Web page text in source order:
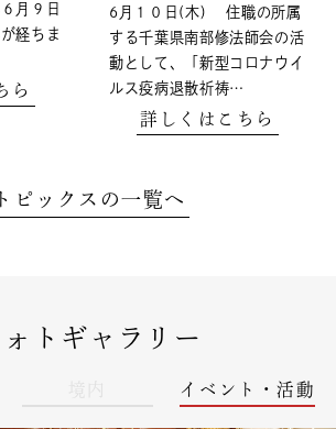
月９日
経ちま
ら
6月１０日(木) 住職の所属
する千葉県南部修法師会の活
動として、「新型コロナウイ
ルス疫病退散祈祷…
詳しくはこちら
トピックスの一覧へ
ォトギャラリー
イベント・活動